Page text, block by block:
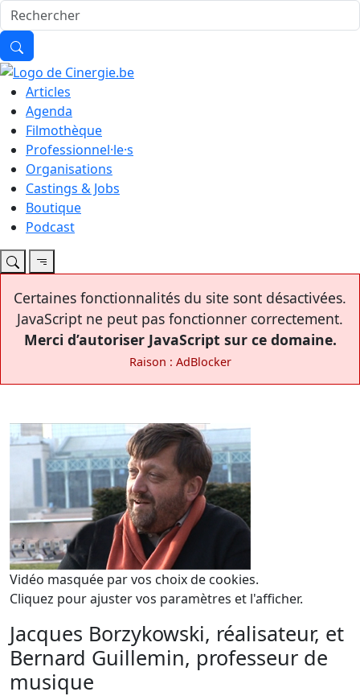
Articles
Agenda
Filmothèque
Professionnel·le·s
Organisations
Castings & Jobs
Boutique
Podcast
Certaines fonctionnalités du site sont désactivées.
JavaScript ne peut pas fonctionner correctement.
Merci d’autoriser JavaScript sur ce domaine.
Raison : AdBlocker
Vidéo masquée par vos choix de cookies.
Cliquez pour ajuster vos paramètres et l'afficher.
Jacques Borzykowski, réalisateur, et
Bernard Guillemin, professeur de
musique